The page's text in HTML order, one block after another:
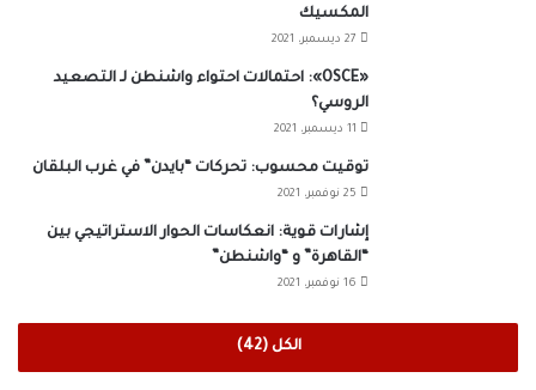
المكسيك
27 ديسمبر، 2021
«OSCE»: احتمالات احتواء واشنطن لـ التصعيد
الروسي؟
11 ديسمبر، 2021
توقيت محسوب: تحركات “بايدن” في غرب البلقان
25 نوفمبر، 2021
إشارات قوية: انعكاسات الحوار الاستراتيجي بين
“القاهرة” و “واشنطن”
16 نوفمبر، 2021
الكل (42)